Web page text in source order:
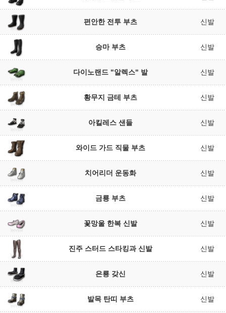
편안한 전투 부츠 신발
승마 부츠 신발
다이노랜드 "알렉스" 발 신발
황무지 금테 부츠 신발
아킬레스 샌들 신발
와이드 가드 직물 부츠 신발
치어리더 운동화 신발
금룡 부츠 신발
꽃망울 한복 신발 신발
진주 스터드 스타킹과 신발 신발
은룡 갖신 신발
발목 탄띠 부츠 신발